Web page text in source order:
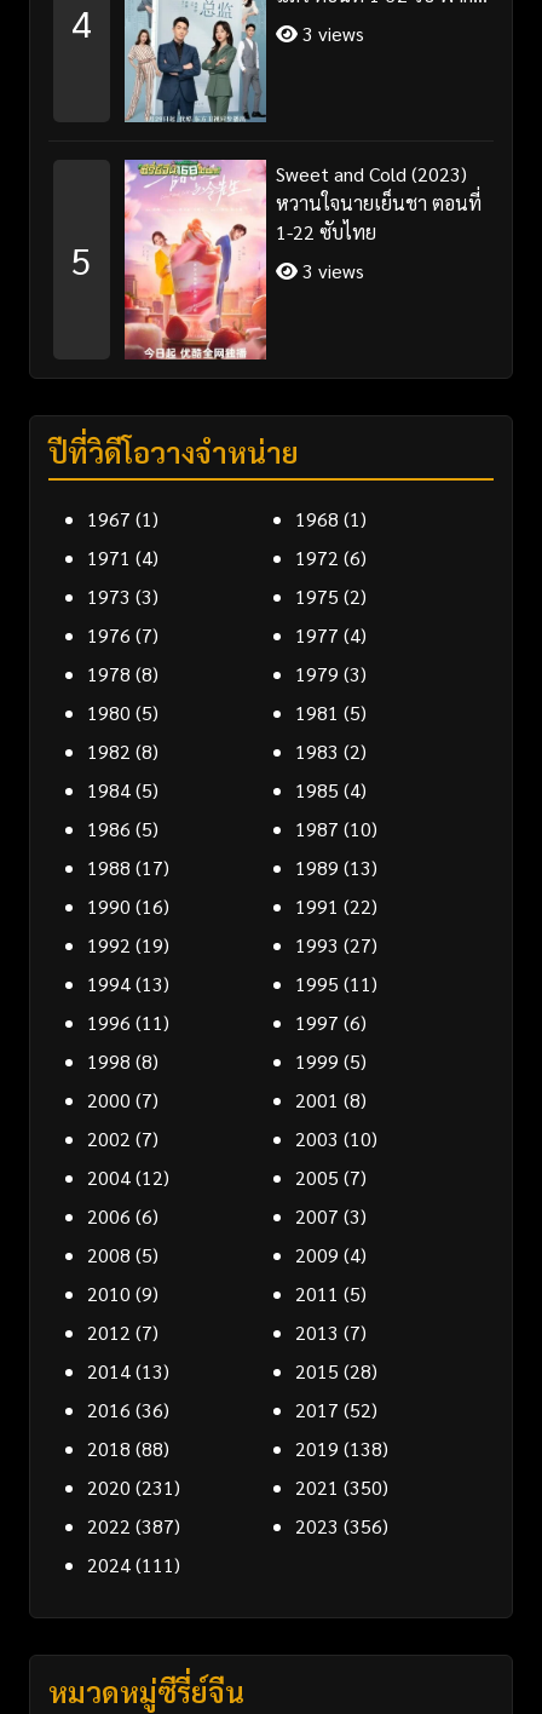
4
ไทย/ซับไทย
3 views
5
Sweet and Cold (2023)
หวานใจนายเย็นชา ตอนที่
1-22 ซับไทย
3 views
ปีที่วิดีโอวางจำหน่าย
1967 (1) 1968 (1)
1971 (4) 1972 (6)
1973 (3) 1975 (2)
1976 (7) 1977 (4)
1978 (8) 1979 (3)
1980 (5) 1981 (5)
1982 (8) 1983 (2)
1984(5) 1985 (4)
1986 (5) 1987 (10)
1988 (17) 1989 (13)
1990 (16) 1991 (22)
1992 (19) 1993 (27)
1994(13) 1995 (11)
1996 (11) 1997 (6)
1998 (8) 1999 (5)
2000 (7) 2001 (8)
2002 (7) 2003 (10)
2004(12) 2005 (7)
2006 (6) 2007 (3)
2008 (5) 2009 (4)
2010 (9) 2011 (5)
2012 (7) 2013 (7)
2014(13) 2015 (28)
2016 (36) 2017 (52)
2018 (88) 2019 (138)
2020 (231) 2021 (350)
2022 (387) 2023 (356)
2024(111)
หมวดหมู่ซีรี่ย์จีน